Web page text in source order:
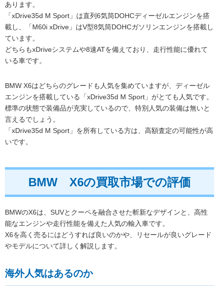
あります。
「xDrive35d M Sport」は直列6気筒DOHCディーゼルエンジンを搭
載し、「M60i xDrive」はV型8気筒DOHCガソリンエンジンを搭載し
ています。
どちらもxDriveシステムや8速ATを備えており、走行性能に優れて
いる車です。
BMW X6はどちらのグレードも人気を集めていますが、ディーゼル
エンジンを搭載している「xDrive35d M Sport」がとても人気です。
標準の状態で装備品が充実しているので、特別人気の装備は無いと
言えるでしょう。
「xDrive35d M Sport」を所有している方は、高額査定の可能性が高
いです。
BMW X6の買取市場での評価
BMWのX6は、SUVとクーペを融合させた斬新なデザインと、高性
能なエンジンや走行性能を備えた人気の輸入車です。
X6を高く売るにはどうすれば良いのかや、リセールが良いグレード
やモデルについて詳しく解説します。
海外人気はあるのか